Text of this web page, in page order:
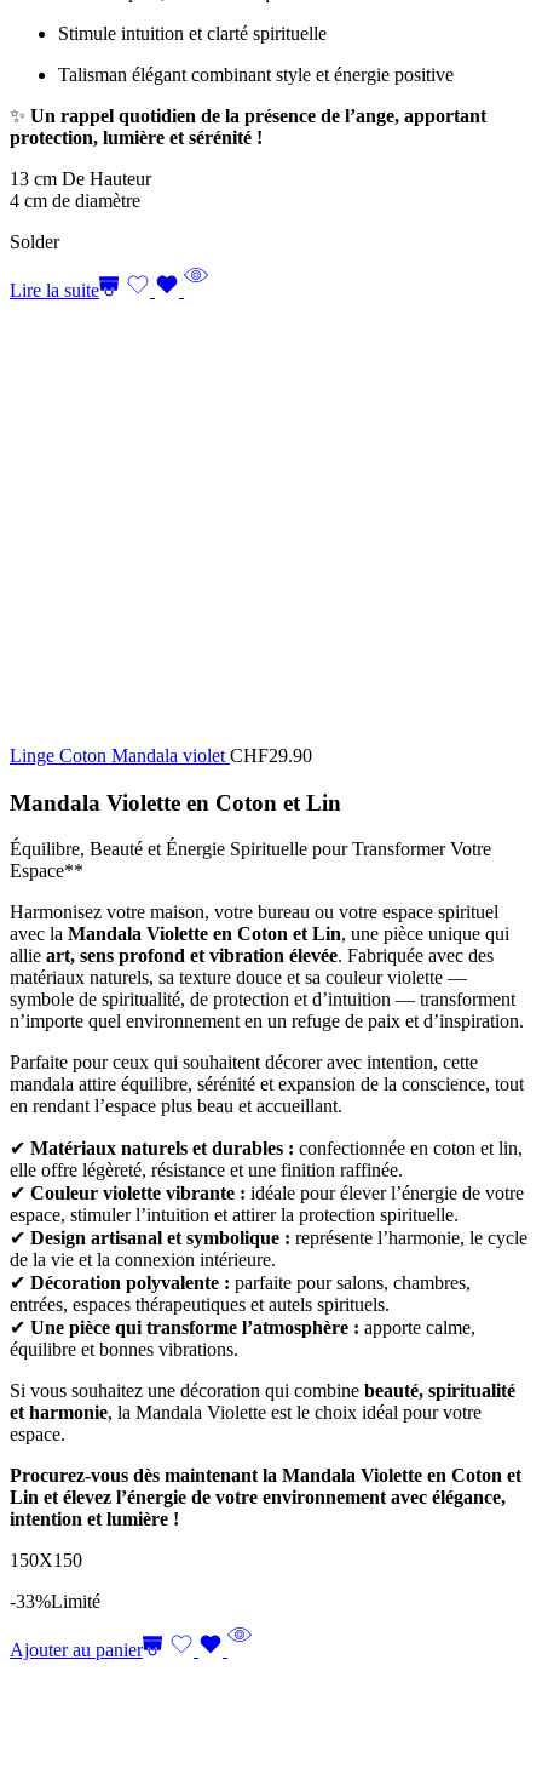
Stimule intuition et clarté spirituelle
Talisman élégant combinant style et énergie positive
✨ Un rappel quotidien de la présence de l’ange, apportant
protection, lumière et sérénité !
13 cm De Hauteur
4 cm de diamètre
Solder
Lire la suite
Linge Coton Mandala violet CHF29.90
Mandala Violette en Coton et Lin
Équilibre, Beauté et Énergie Spirituelle pour Transformer Votre
Espace**
Harmonisez votre maison, votre bureau ou votre espace spirituel
avec la Mandala Violette en Coton et Lin, une pièce unique qui
allie art, sens profond et vibration élevée. Fabriquée avec des
matériaux naturels, sa texture douce et sa couleur violette —
symbole de spiritualité, de protection et d’intuition — transforment
n’importe quel environnement en un refuge de paix et d’inspiration.
Parfaite pour ceux qui souhaitent décorer avec intention, cette
mandala attire équilibre, sérénité et expansion de la conscience, tout
en rendant l’espace plus beau et accueillant.
✔ Matériaux naturels et durables : confectionnée en coton et lin,
elle offre légèreté, résistance et une finition raffinée.
✔ Couleur violette vibrante : idéale pour élever l’énergie de votre
espace, stimuler l’intuition et attirer la protection spirituelle.
✔ Design artisanal et symbolique : représente l’harmonie, le cycle
de la vie et la connexion intérieure.
✔ Décoration polyvalente : parfaite pour salons, chambres,
entrées, espaces thérapeutiques et autels spirituels.
✔ Une pièce qui transforme l’atmosphère : apporte calme,
équilibre et bonnes vibrations.
Si vous souhaitez une décoration qui combine beauté, spiritualité
et harmonie, la Mandala Violette est le choix idéal pour votre
espace.
Procurez-vous dès maintenant la Mandala Violette en Coton et
Lin et élevez l’énergie de votre environnement avec élégance,
intention et lumière !
150X150
-33%Limité
Ajouter au panier